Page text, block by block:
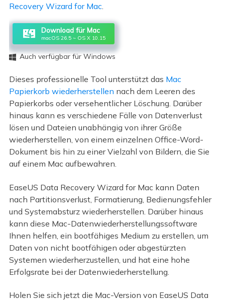
Recovery Wizard for Mac
Download für Mac
macOS 26.5 ~ OS X 10.15
 Auch verfügbar für Windows
Dieses professionelle Tool unterstützt das Mac
Papierkorb wiederherstellen nach dem Leeren des
Papierkorbs oder versehentlicher Löschung. Darüber
hinaus kann es verschiedene Fälle von Datenverlust
lösen und Dateien unabhängig von ihrer Größe
wiederherstellen, von einem einzelnen Office-Word-
Dokument bis hin zu einer Vielzahl von Bildern, die Sie
auf einem Mac aufbewahren.
EaseUS Data Recovery Wizard for Mac kann Daten
nach Partitionsverlust, Formatierung, Bedienungsfehler
und Systemabsturz wiederherstellen. Darüber hinaus
kann diese Mac-Datenwiederherstellungssoftware
Ihnen helfen, ein bootfähiges Medium zu erstellen, um
Daten von nicht bootfähigen oder abgestürzten
Systemen wiederherzustellen, und hat eine hohe
Erfolgsrate bei der Datenwiederherstellung.
Holen Sie sich jetzt die Mac-Version von EaseUS Data